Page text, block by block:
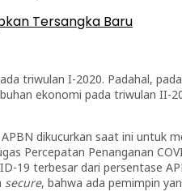
Tersangka Baru
triwulan I-2020. Padahal,
ekonomi pada triwulan
dikucurkan saat ini untuk
Percepatan Penanganan
19 terbesar dari persentase
secure, bahwa ada pemimpin